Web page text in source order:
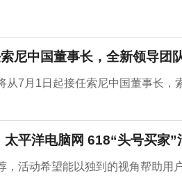
尼中国董事长，全新领导团
从7月1日起接任索尼中国董事长，
平洋电脑网 618“头号买家”
，活动希望能以独到的视角帮助用